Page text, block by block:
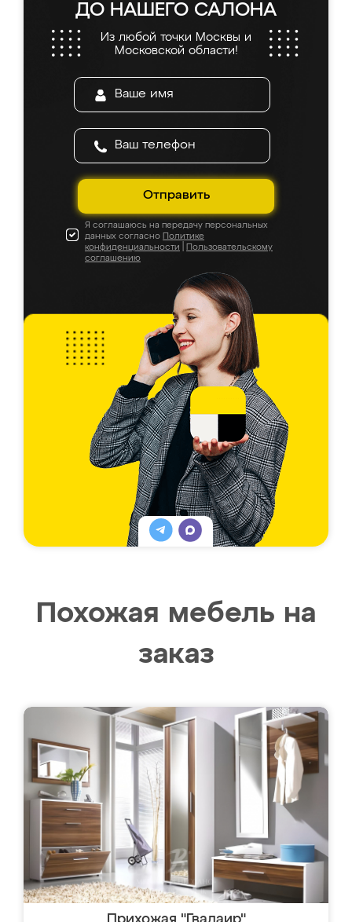
ДО НАШЕГО САЛОНА
Из любой точки Москвы и
Московской области!
Отправить
Я соглашаюсь на передачу персональных
данных согласно Политике
конфиденциальности
Пользовательскому
соглашению
Похожая мебель на
заказ